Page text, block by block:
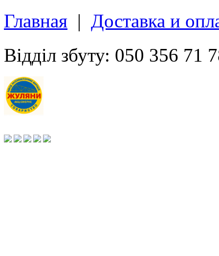
Главная | Доставка и
Відділ збуту: 050 356 71